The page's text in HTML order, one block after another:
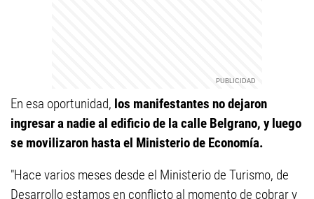
En esa oportunidad, los manifestantes no dejaron
ingresar a nadie al edificio de la calle Belgrano, y luego
se movilizaron hasta el Ministerio de Economía.
"Hace varios meses desde el Ministerio de Turismo, de
Desarrollo estamos en conflicto al momento de cobrar y